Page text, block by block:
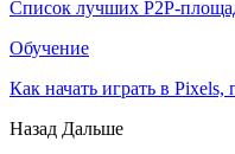
Список лучших P2P-
Обучение
Как начать играть в
Назад Дальше